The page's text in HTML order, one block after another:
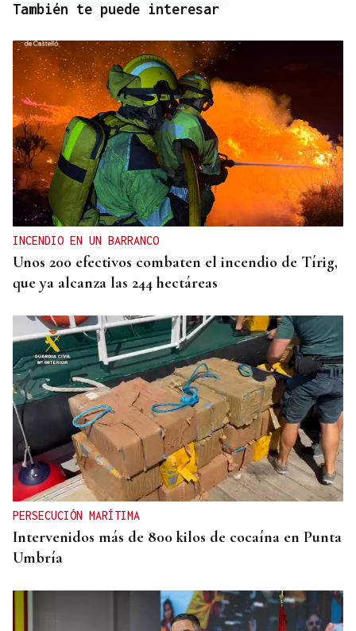
También te puede interesar
INCENDIO EN UN BARRANCO
Unos 200 efectivos combaten el incendio de Tírig,
que ya alcanza las 244 hectáreas
PERSECUCIÓN MARÍTIMA
Intervenidos más de 800 kilos de cocaína en Punta
Umbría